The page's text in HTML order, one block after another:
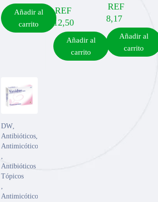
Añadir al
carrito
REF
12,50
Añadir al
carrito
REF
8,17
Añadir al
carrito
DW,
Antibióticos,
Antimicóticos
,
Antibióticos
Tópicos
,
Antimicóticos